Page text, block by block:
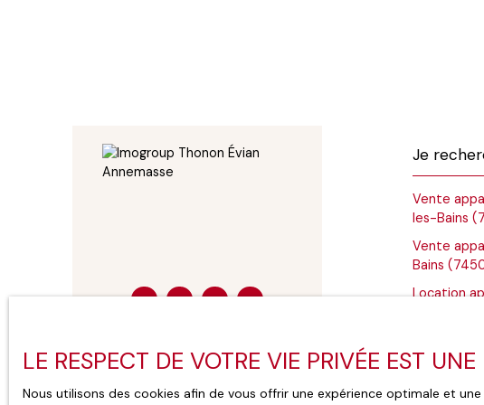
THONON-LES-BAINS,EVIAN-LES-BAINS
Je
Vente
les-Bains
Vente
Bains
Location
Bains
Vente
LE RESPECT DE VOTRE VIE PRIVÉE EST
Nous utilisons des cookies afin de vous offrir une expérience optimale et